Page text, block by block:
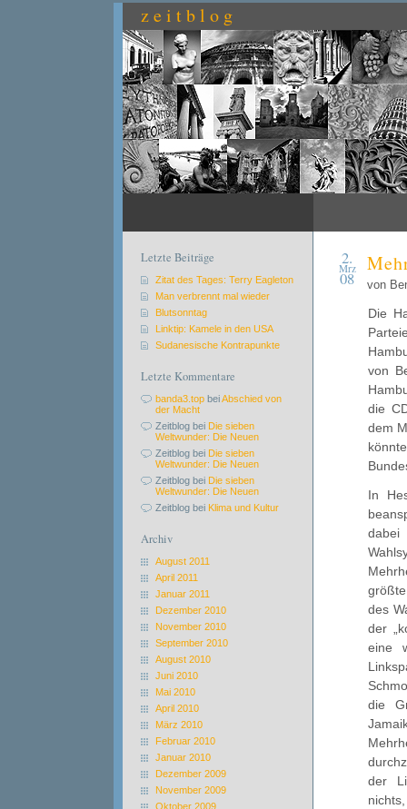
zeitblog
2.
Mrz
08 von
Die
von
die
dem
In
des
der
eine
die
der
Letzte Beiträge
Zitat des Tages: Terry Eagleton
Man verbrennt mal wieder
Blutsonntag
Linktip: Kamele in den USA
Sudanesische Kontrapunkte
Letzte Kommentare
banda3.top beiAbschied von
der Macht
Zeitblog bei Die sieben
Weltwunder: Die Neuen
Zeitblog bei Die sieben
Weltwunder: Die Neuen
Zeitblog bei Die sieben
Weltwunder: Die Neuen
Zeitblog bei Klima und Kultur
Archiv
August 2011
April 2011
Januar 2011
Dezember 2010
November 2010
September 2010
August 2010
Juni 2010
Mai 2010
April 2010
März 2010
Februar 2010
Januar 2010
Dezember 2009
November 2009
Oktober 2009